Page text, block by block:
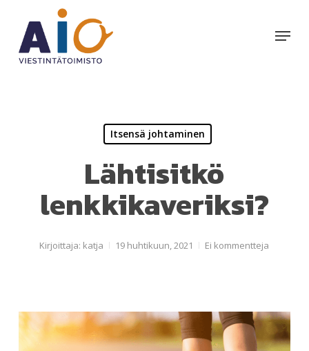
main
content
Menu
Itsensä johtaminen
Lähtisitkö
lenkkikaveriksi?
Kirjoittaja: katja 19 huhtikuun, 2021 Ei kommentteja